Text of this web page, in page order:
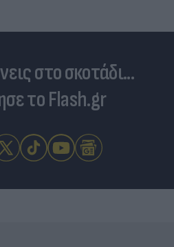
στο σκοτάδι...
το Flash.gr